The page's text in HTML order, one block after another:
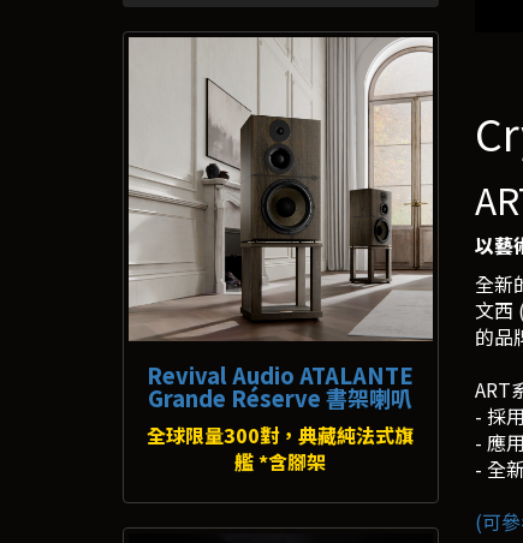
Revival Audio ATALANTE
Grande Réserve 書架喇叭
全球限量300對，典藏純法式旗
艦 *含腳架
以藝
全新
文西
的品
ART
- 採
- 應
- 全
(可